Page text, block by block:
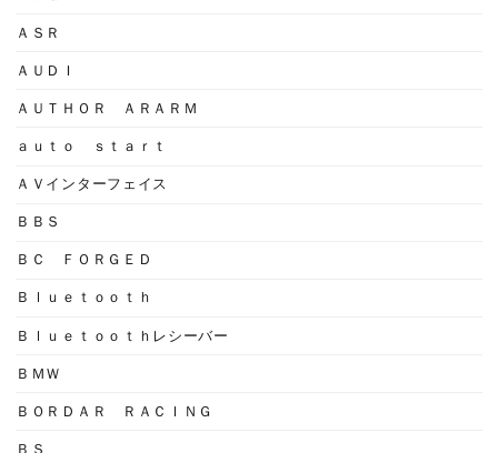
ＡＳＲ
ＡＵＤＩ
ＡＵＴＨＯＲ ＡＲＡＲＭ
ａｕｔｏ ｓｔａｒｔ
ＡＶインターフェイス
ＢＢＳ
ＢＣ ＦＯＲＧＥＤ
Ｂｌｕｅｔｏｏｔｈ
Ｂｌｕｅｔｏｏｔｈレシーバー
ＢＭＷ
ＢＯＲＤＡＲ ＲＡＣＩＮＧ
ＢＳ